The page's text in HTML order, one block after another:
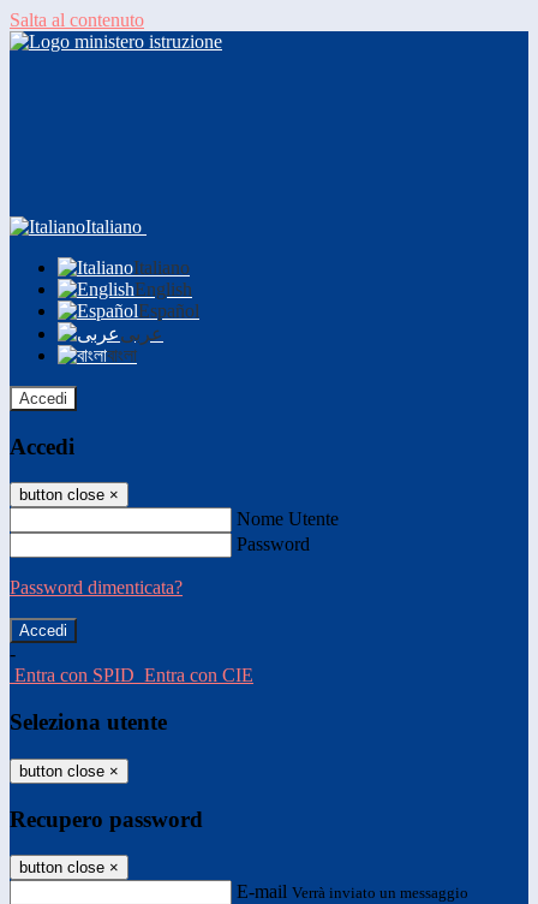
Salta al contenuto
Italiano
Italiano
English
Español
عربى
বাংলা
Accedi
Accedi
button close ×
Nome Utente
Password
Password dimenticata?
-
Entra con SPID Entra con CIE
Seleziona utente
button close ×
Recupero password
button close ×
E-mail Verrà inviato un messaggio